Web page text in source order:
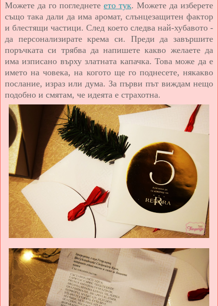
Можете да го погледнете ето тук. Можете да изберете
също така дали да има аромат, слънцезащитен фактор
и блестящи частици. След което следва най-хубавото -
да персонализирате крема си. Преди да завършите
поръчката си трябва да напишете какво желаете да
има изписано върху златната капачка. Това може да е
името на човека, на когото ще го поднесете, някакво
послание, израз или дума. За първи път виждам нещо
подобно и смятам, че идеята е страхотна.